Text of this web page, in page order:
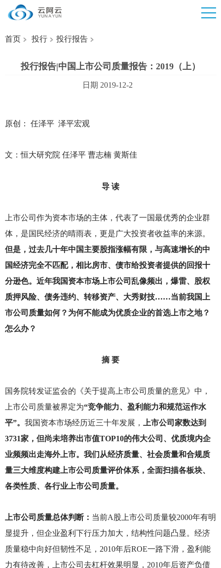
首页 投行 投行报告
投行报告|中国上市公司质量报告：2019（上）
日期 2019-12-2
原创： 任泽平 泽平宏观
文：恒大研究院 任泽平 曹志楠 黄斯佳
导 读
上市公司作为资本市场的主体，代表了一国最优秀的企业群
体，是国民经济的晴雨表，更是广大投资者收益率的来源。
但是，过去几十年中国主要股指涨幅有限，与高速增长的中
国经济完全不匹配，相比房市、债市给投资者提供的回报十
分逊色。近年我国资本市场上市公司乱像频出，爆雷、股权
质押风险、债务违约、转移资产、大秀财技……当前我国上
市公司质量如何？为何不能成为优质企业的首选上市之地？
怎么办？
摘 要
国务院转发证监会的《关于提高上市公司质量的意见》中，
上市公司质量被界定为“竞争能力、盈利能力和规范运作水
平”。 我国资本市场经历近三十年发展，
上市公司家数达到
3731家，但尚未培养出市值TOP10的伟大公司、优质境内企
业频频出走海外上市。我们从经济质量、社会质量和合规质
量三大维度构建上市公司质量评价体系，全面扫描各板块、
各类性质、各行业上市公司质量。
上市公司质量总体判断： 当前A股上市公司质量较2000年有明
显提升，但企业盈利下行压力加大，结构性问题凸显。经济
质量稳中向好但韧性不足，2010年后ROE一路下滑，盈利能
力有待改善，上市公司去杠杆效果明显，2010年后资产负债